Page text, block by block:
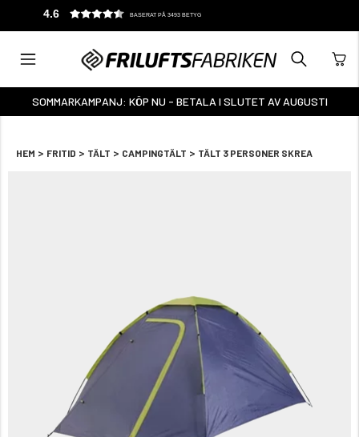
4.6 BASERAT PÅ 3493 BETYG
SOMMARKAMPANJ: KÖP NU - BETALA I SLUTET AV AUGUSTI
HEM > FRITID > TÄLT > CAMPINGTÄLT > TÄLT 3 PERSONER SKREA